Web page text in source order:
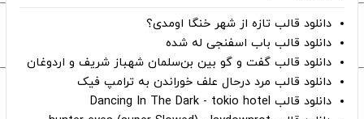
دانلود قالب تازه از شهر خنگا اومدی؟
دانلود قالب باب اسفنجی له شده
دانلود قالب گفت و گو بین بن‌سلمان شهباز شریف و اردوغان
دانلود قالب مرد درحال علف خوراندن به ترامپ فیک
دانلود قالب Dancing In The Dark - tokio hotel